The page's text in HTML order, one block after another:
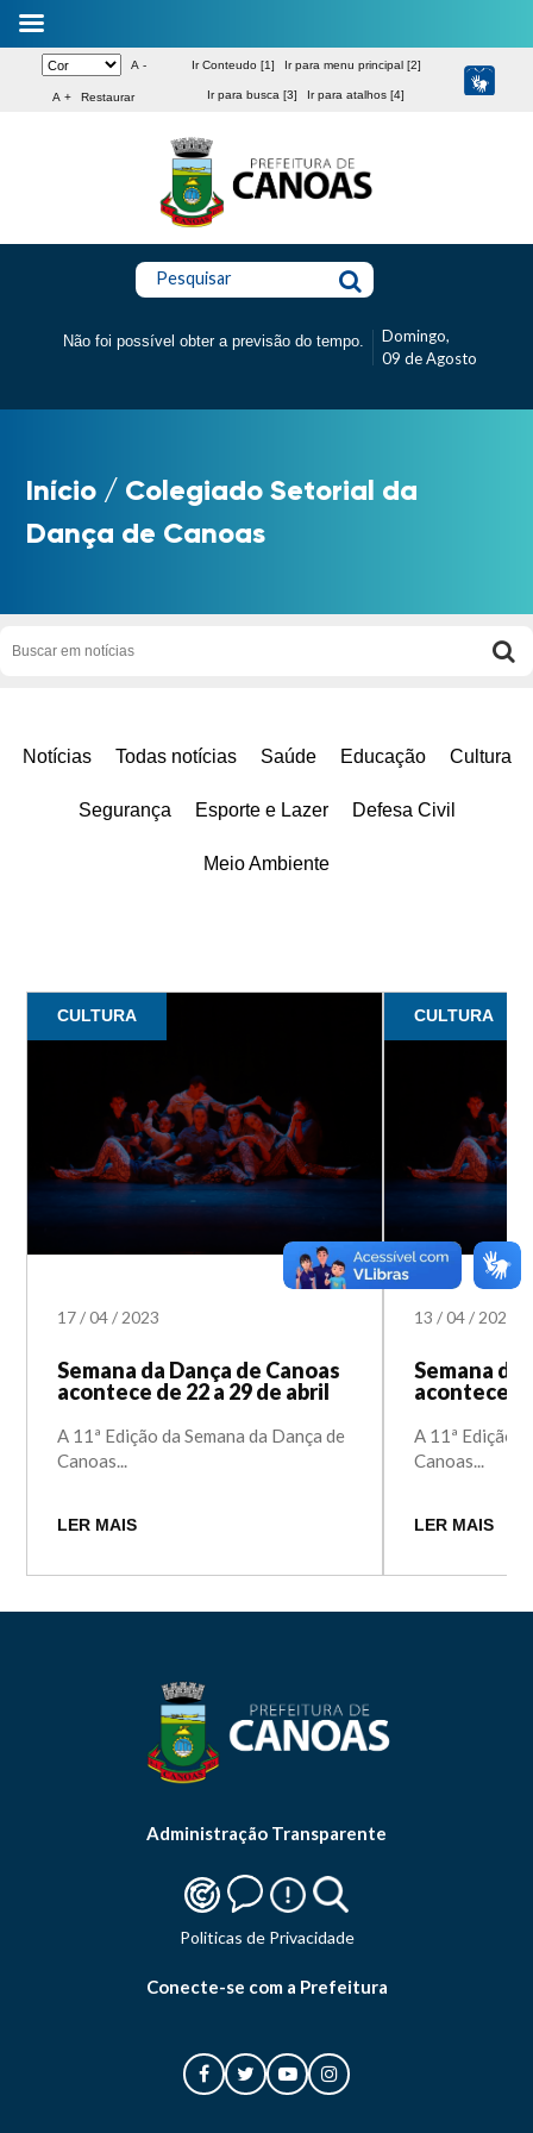
A -
A + Restaurar
Ir Conteudo [1] Ir para menu principal [2]
Ir para busca [3] Ir para atalhos [4]
Pesquisar
Não foi possível obter a previsão do tempo.
Domingo,
09 de Agosto
Início / Colegiado Setorial da
Dança de Canoas
Notícias Todas notícias Saúde Educação Cultura
Segurança Esporte e Lazer Defesa Civil
Meio Ambiente
CULTURA
17 /04 /2023
Semana da Dança de Canoas
acontece de 22 a 29 de abril
A 11ª Edição da Semana da Dança de
Canoas...
LER MAIS
CULTURA
13 /04 /2023
Semana da
acontece
A 11ª Edição
Canoas...
LER MAIS
Administração Transparente
Politicas de Privacidade
Conecte-se com a Prefeitura